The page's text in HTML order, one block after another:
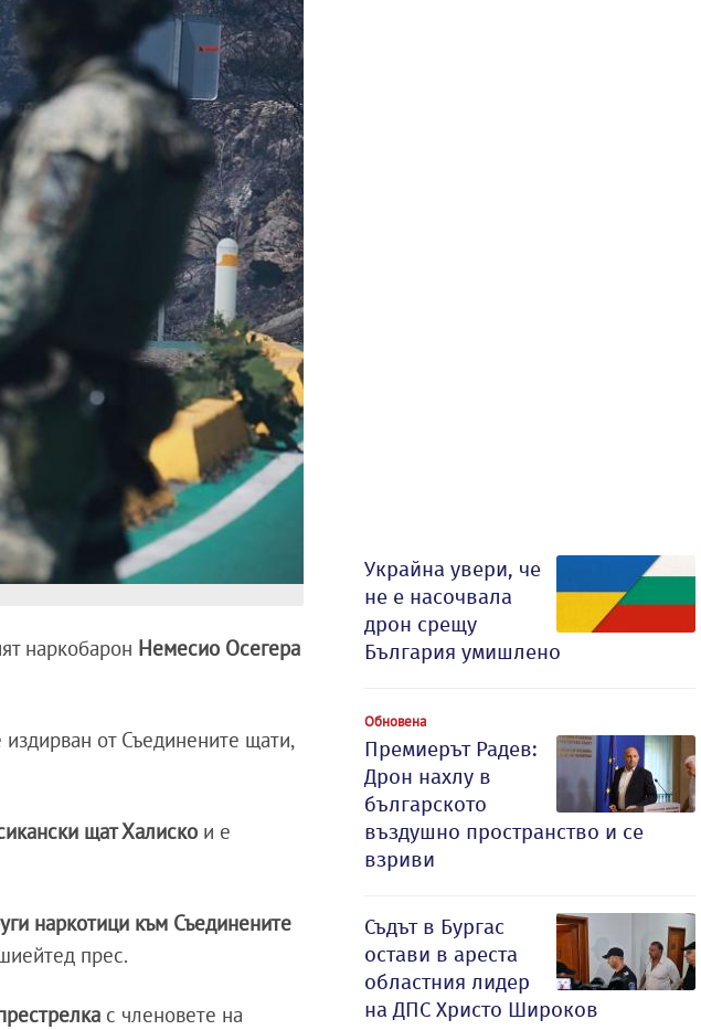
наркобарон Немесио Осегера
от Съединените щати,
щат Халиско и е
наркотици към Съединените
прес.
с членовете на
Украйна увери, че
не е насочвала
дрон срещу
България умишлено
Обновена
Премиерът Радев:
Дрон нахлу в
българското
въздушно пространство и се
взриви
Съдът в Бургас
остави в ареста
областния лидер
на ДПС Христо Широков